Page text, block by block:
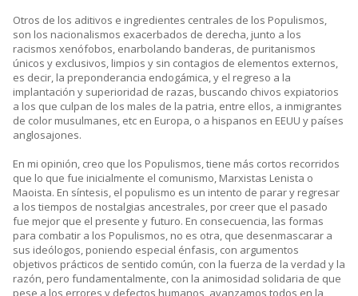
Otros de los aditivos e ingredientes centrales de los Populismos,
son los nacionalismos exacerbados de derecha, junto a los
racismos xenófobos, enarbolando banderas, de puritanismos
únicos y exclusivos, limpios y sin contagios de elementos externos,
es decir, la preponderancia endogámica, y el regreso a la
implantación y superioridad de razas, buscando chivos expiatorios
a los que culpan de los males de la patria, entre ellos, a inmigrantes
de color musulmanes, etc en Europa, o a hispanos en EEUU y países
anglosajones.
En mi opinión, creo que los Populismos, tiene más cortos recorridos
que lo que fue inicialmente el comunismo, Marxistas Lenista o
Maoista. En síntesis, el populismo es un intento de parar y regresar
a los tiempos de nostalgias ancestrales, por creer que el pasado
fue mejor que el presente y futuro. En consecuencia, las formas
para combatir a los Populismos, no es otra, que desenmascarar a
sus ideólogos, poniendo especial énfasis, con argumentos
objetivos prácticos de sentido común, con la fuerza de la verdad y la
razón, pero fundamentalmente, con la animosidad solidaria de que
pese a los errores y defectos humanos, avanzamos todos en la